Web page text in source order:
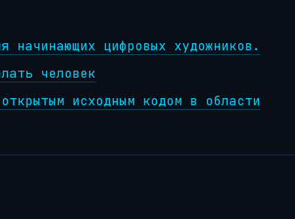
начинающих цифровых художников.
человек
исходным кодом в области